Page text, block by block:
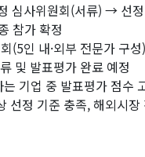
심사위원회(서류) → 선
참가 확정
(5인 내·외부 전문가 구
및 발표평가 완료 예정
기업 중 발표평가 점수
선정 기준 충족, 해외시